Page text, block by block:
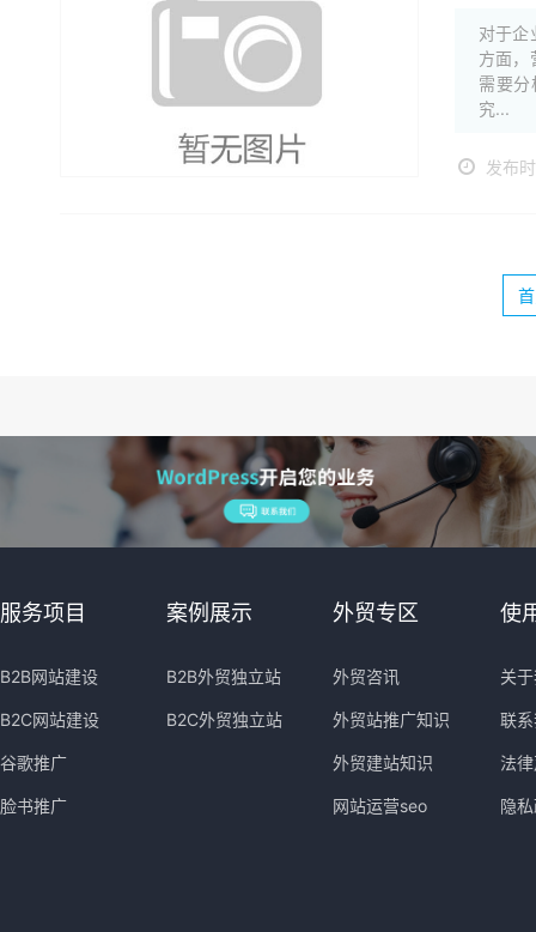
对于企
方面，
需要分
究...
发布
服务项目
B2B网站建设
B2C网站建设
谷歌推广
脸书推广
案例展示
B2B外贸独立站
B2C外贸独立站
外贸专区
外贸咨讯
外贸站推广知识
外贸建站知识
网站运营seo
使
关
联
法
隐